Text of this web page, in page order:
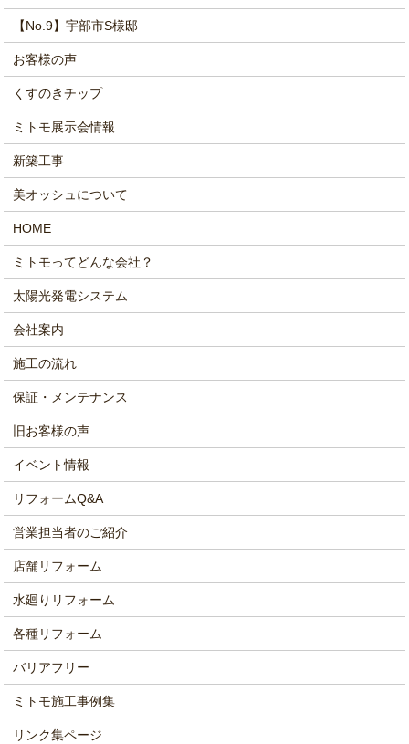
【No.9】宇部市S様邸
お客様の声
くすのきチップ
ミトモ展示会情報
新築工事
美オッシュについて
HOME
ミトモってどんな会社？
太陽光発電システム
会社案内
施工の流れ
保証・メンテナンス
旧お客様の声
イベント情報
リフォームQ&A
営業担当者のご紹介
店舗リフォーム
水廻りリフォーム
各種リフォーム
バリアフリー
ミトモ施工事例集
リンク集ページ